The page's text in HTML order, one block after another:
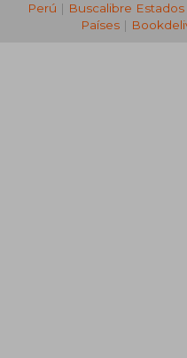
Perú | Buscalibre
Países |